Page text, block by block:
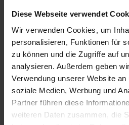
Diese Webseite verwendet
Wir verwenden Cookies, um
personalisieren, Funktionen für
zu können und die Zugriffe auf
analysieren. Außerdem geben
Verwendung unserer Website
soziale Medien, Werbung und
Partner führen diese
weiteren Daten zusammen, die
lose Ware
September
2025
Januar
2026
250 €
Die aktuelle Preisentwicklung für
können Sie jederzeit auf